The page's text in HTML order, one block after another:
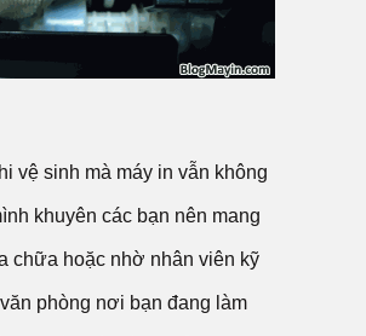
vệ sinh mà máy in vẫn không
khuyên các bạn nên mang
chữa hoặc nhờ nhân viên kỹ
phòng nơi bạn đang làm